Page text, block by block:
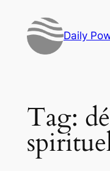
content
Daily
Tag: